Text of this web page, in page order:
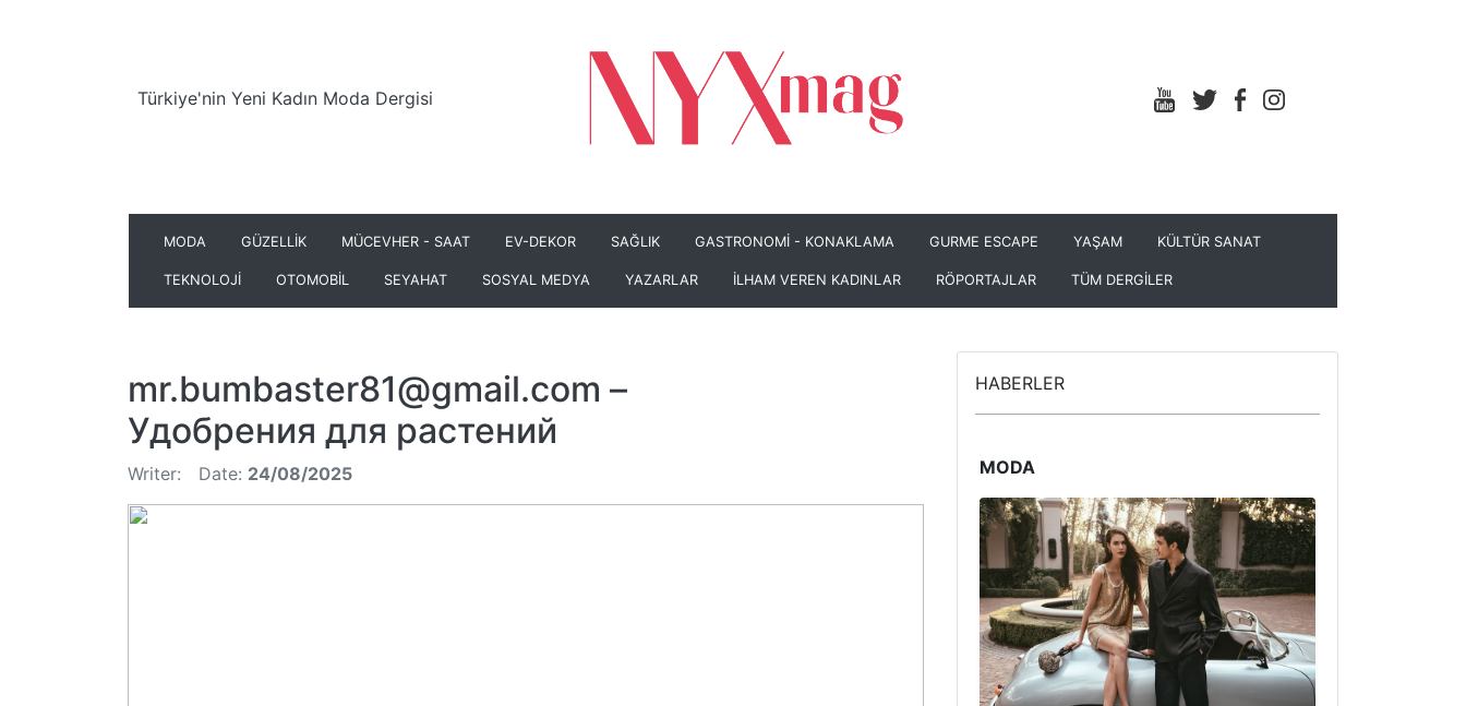
Türkiye'nin Yeni Kadın Moda Dergisi
MODA GÜZELLİK MÜCEVHER - SAAT EV-DEKOR SAĞLIK GASTRONOMİ - KONAKLAMA GURME ESCAPE YAŞAM KÜLTÜR SANAT
TEKNOLOJİ OTOMOBİL SEYAHAT SOSYAL MEDYA YAZARLAR İLHAM VEREN KADINLAR RÖPORTAJLAR TÜM DERGİLER
mr.bumbaster81@gmail.com –
Удобрения для растений
Writer: Date: 24/08/2025
HABERLER
MODA